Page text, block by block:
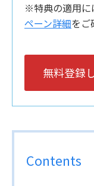
※特典の適用に
ペーン詳細をご
無料登録
Contents